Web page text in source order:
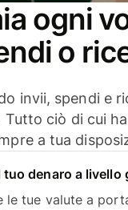
ogni
o
invii, spendi e
Tutto ciò di cui
a tua
tuo denaro a livello
le tue valute a